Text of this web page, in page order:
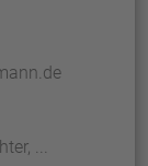
...